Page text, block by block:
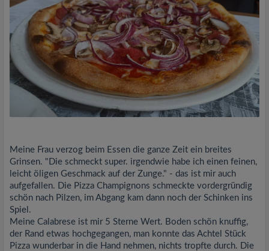
Meine Frau verzog beim Essen die ganze Zeit ein breites
Grinsen. "Die schmeckt super. irgendwie habe ich einen feinen,
leicht öligen Geschmack auf der Zunge." - das ist mir auch
aufgefallen. Die Pizza Champignons schmeckte vordergründig
schön nach Pilzen, im Abgang kam dann noch der Schinken ins
Spiel.
Meine Calabrese ist mir 5 Sterne Wert. Boden schön knuffig,
der Rand etwas hochgegangen, man konnte das Achtel Stück
Pizza wunderbar in die Hand nehmen, nichts tropfte durch. Die